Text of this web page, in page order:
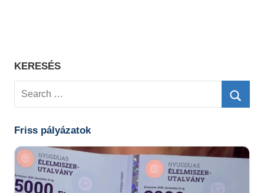
KERESÉS
Search
Friss pályázatok